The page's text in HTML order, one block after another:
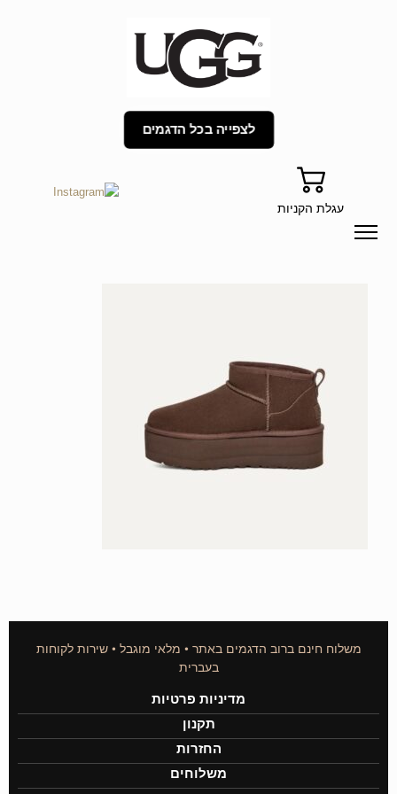
לצפייה בכל הדגמים
עגלת הקניות
משלוח חינם ברוב הדגמים באתר • מלאי מוגבל • שירות לקוחות
בעברית
מדיניות פרטיות
תקנון
החזרות
משלוחים